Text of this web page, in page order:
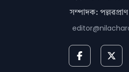
সম্পাদক: পল্লৱপ্ৰাণ